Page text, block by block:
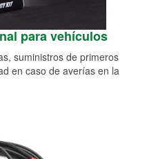
para vehículos
suministros de primeros
en caso de averías en la